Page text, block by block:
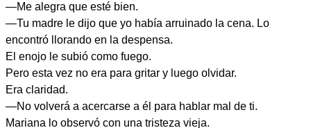
—Me alegra que esté bien.
—Tu madre le dijo que yo había arruinado la cena. Lo
encontró llorando en la despensa.
El enojo le subió como fuego.
Pero esta vez no era para gritar y luego olvidar.
Era claridad.
—No volverá a acercarse a él para hablar mal de ti.
Mariana lo observó con una tristeza vieja.